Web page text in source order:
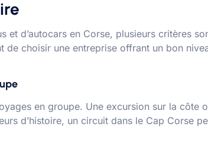
et d’autocars en Corse, plusieurs critères
choisir une entreprise offrant un bon
en groupe. Une excursion sur la côte
d’histoire, un circuit dans le Cap Corse